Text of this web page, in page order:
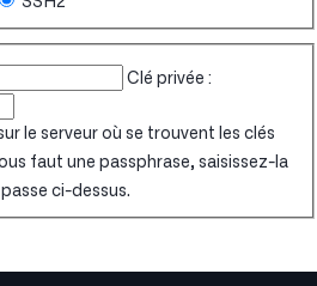
Clé privée :
le serveur où se trouvent les clés
faut une passphrase, saisissez-la
ci-dessus.